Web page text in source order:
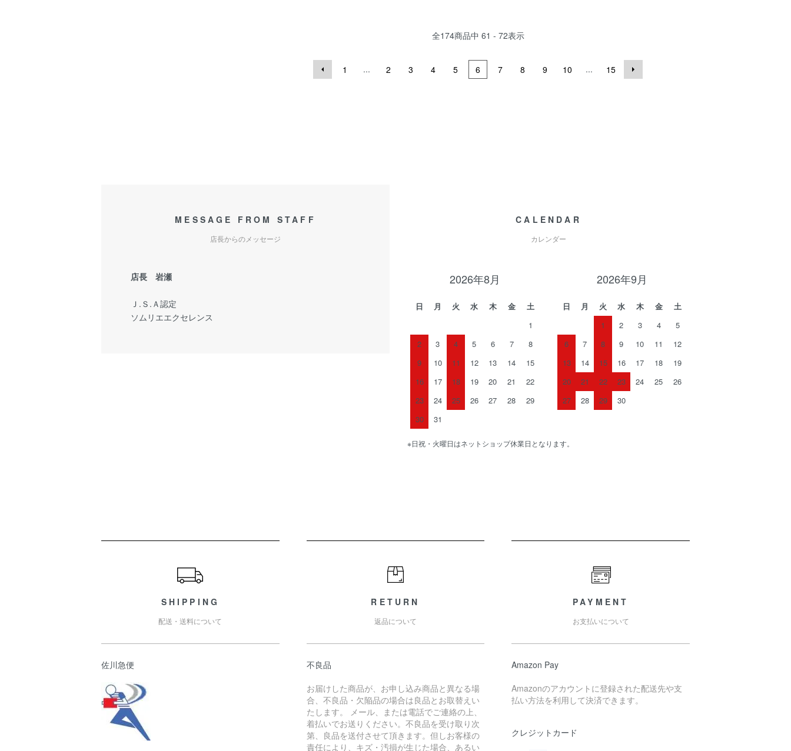
全174商品中 61 - 72表示
1 ... 2 3 4 5 6 7 8 9 10 ... 15
MESSAGE FROM STAFF
店長からのメッセージ
店長 岩瀬
Ｊ.Ｓ.Ａ認定
ソムリエエクセレンス
CALENDAR
カレンダー
2026年8月
日 月 火 水 木 金
土
1
2
3 4 5 6 7
8
9
10 11 12 13 14
15
16
17 18 19 20 21
22
23
24 25 26 27 28
29
30
31
2026年9月
日 月 火 水 木 金
土
1
2 3 4
5
6
7 8 9 10 11
12
13
14 15 16 17 18
19
20
21 22 23 24 25
26
27
28 29 30
※日祝・火曜日はネットショップ休業日となります。
SHIPPING
配送・送料について
佐川急便
RETURN
返品について
不良品
お届けした商品が、お申し込み商品と異なる場
合、不良品・欠陥品の場合は良品とお取替えい
たします。 メール、または電話でご連絡の上、
着払いでお送りください。不良品を受け取り次
第、良品を送付させて頂きます。但しお客様の
責任により、キズ・汚損が生じた場合、あるい
PAYMENT
お支払いについて
Amazon Pay
Amazonのアカウントに登録された配送先や支
払い方法を利用して決済できます。
クレジットカード